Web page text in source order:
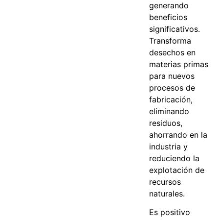
generando
beneficios
significativos.
Transforma
desechos en
materias primas
para nuevos
procesos de
fabricación,
eliminando
residuos,
ahorrando en la
industria y
reduciendo la
explotación de
recursos
naturales.
Es positivo